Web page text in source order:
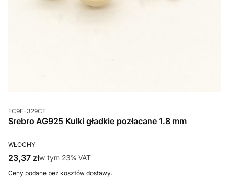
Kod produktu
EC9F-329CF
Srebro AG925 Kulki gładkie pozłacane 1.8 mm
PRODUCENT
WŁOCHY
Cena brutto
23,37 złw tym %s VAT
w tym 23% VAT
Ceny podane bez kosztów dostawy.